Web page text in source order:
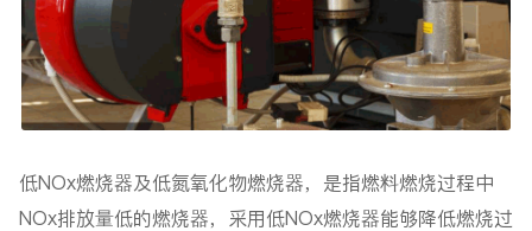
低NOx燃烧器及低氮氧化物燃烧器，是指燃料燃烧过程中
NOx排放量低的燃烧器，采用低NOx燃烧器能够降低燃烧过